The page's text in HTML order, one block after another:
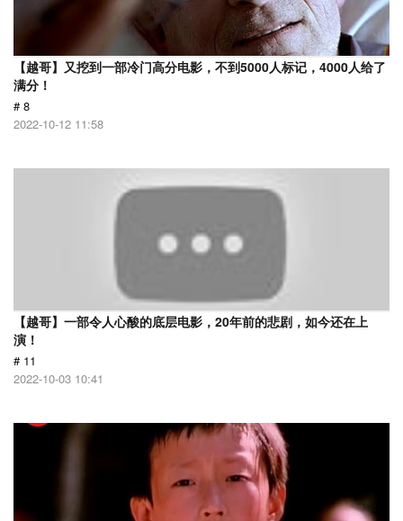
【越哥】又挖到一部冷门高分电影，不到5000人标记，4000人给了
满分！
# 8
2022-10-12 11:58
【越哥】一部令人心酸的底层电影，20年前的悲剧，如今还在上
演！
# 11
2022-10-03 10:41